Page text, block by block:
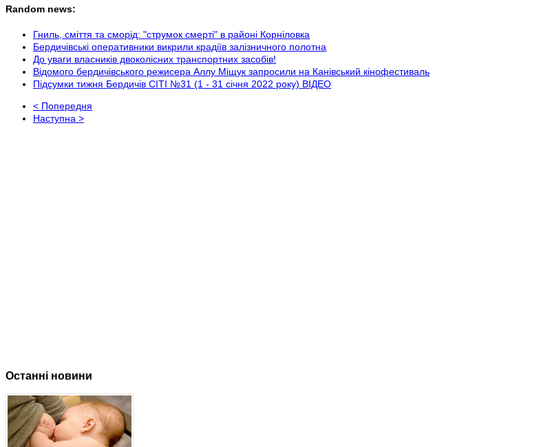
Random news:
Гниль, сміття та сморід: "струмок смерті" в районі Корніловка
Бердичівські оперативники викрили крадіїв залізничного полотна
До уваги власників двоколісних транспортних засобів!
Відомого бердичівського режисера Аллу Міщук запросили на Канівський кінофестиваль
Підсумки тижня Бердичів СІТІ №31 (1 - 31 січня 2022 року) ВІДЕО
< Попередня
Наступна >
Останні новини